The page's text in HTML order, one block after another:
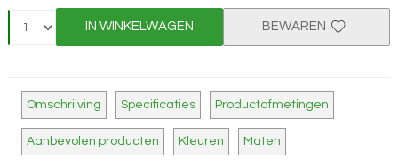
IN WINKELWAGEN BEWAREN
Omschrijving Specificaties Productafmetingen
Aanbevolen producten Kleuren Maten